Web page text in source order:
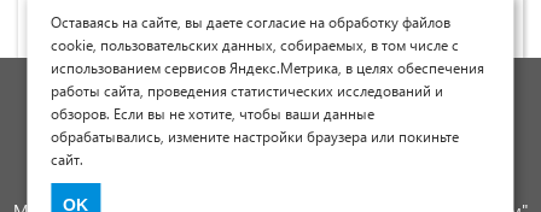
Commons « Attribution» («Атрибуция») 4.0
Непортированная
Политика обработки персональных данных
Договор оферты
Опубликовать научную статью
Оставаясь на сайте, вы даете согласие на обработку файлов
cookie, пользовательских данных, собираемых, в том числе с
использованием сервисов Яндекс.Метрика, в целях обеспечения
работы сайта, проведения статистических исследований и
обзоров. Если вы не хотите, чтобы ваши данные
обрабатывались, измените настройки браузера или покиньте
сайт.
OK